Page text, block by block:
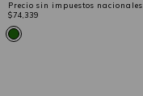
Precio sin impuestos nacionales:
$74,339